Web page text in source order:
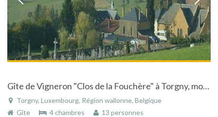
Gîte de Vigneron "Clos de la Fouchère" à Torgny, modulable pour 2à20 personnes
Torgny, Luxembourg, Région wallonne, Belgique
Gîte
4 chambres 13 personnes